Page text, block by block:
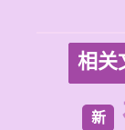
相关
新